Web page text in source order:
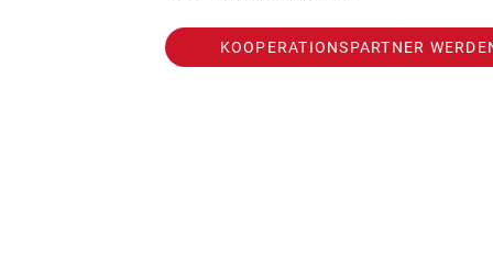
KOOPERATIONSPARTNER